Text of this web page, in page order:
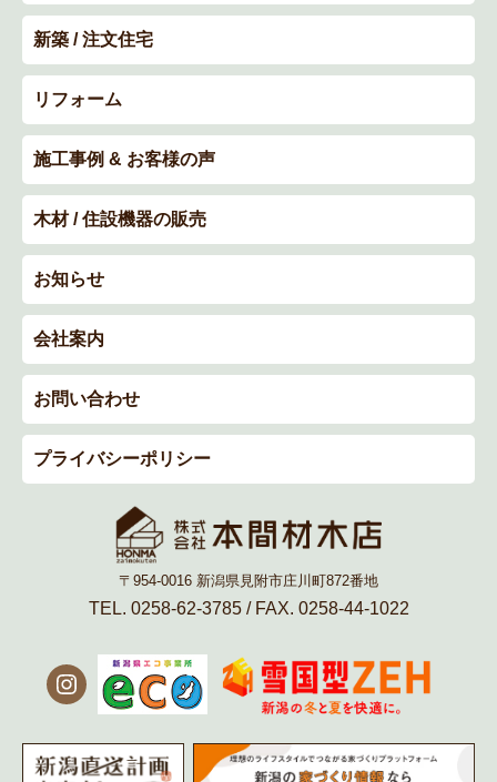
〒954-0016 新潟県見附市庄川町872番地
TEL. 0258-62-3785 / FAX. 0258-44-1022
新築 / 注文住宅
リフォーム
施工事例 & お客様の声
木材 / 住設機器の販売
お知らせ
会社案内
お問い合わせ
プライバシーポリシー